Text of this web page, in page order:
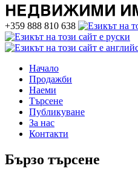
+359 888 810 638
Начало
Продажби
Наеми
Търсене
Публикуване
За нас
Контакти
Бързо търсене